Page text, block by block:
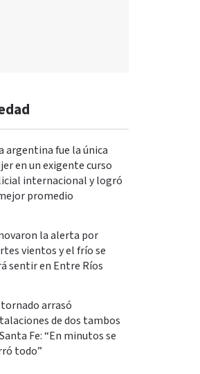
argentina fue la única
en un exigente curso
internacional y logró
promedio
la alerta por
vientos y el frío se
sentir en Entre Ríos
arrasó
de dos tambos
Fe: “En minutos se
todo”